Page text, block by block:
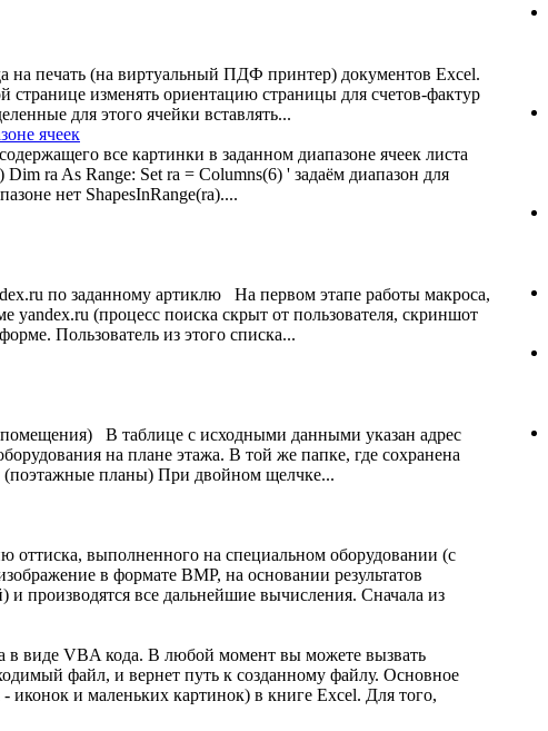
на печать (на виртуальный ПДФ принтер) документов Excel.
изменять ориентацию страницы для счетов-фактур
для этого ячейки вставлять...
ячеек
все картинки в заданном диапазоне ячеек листа
ra As Range: Set ra = Columns(6) ' задаём диапазон для
нет ShapesInRange(ra)....
по заданному артиклю На первом этапе работы макроса,
yandex.ru (процесс поиска скрыт от пользователя, скриншот
Пользователь из этого списка...
помещения) В таблице с исходными данными указан адрес
на плане этажа. В той же папке, где сохранена
(поэтажные планы) При двойном щелчке...
оттиска, выполненного на специальном оборудовании (с
в формате BMP, на основании результатов
и производятся все дальнейшие вычисления. Сначала из
в виде VBA кода. В любой момент вы можете вызвать
файл, и вернет путь к созданному файлу. Основное
и маленьких картинок) в книге Excel. Для того,